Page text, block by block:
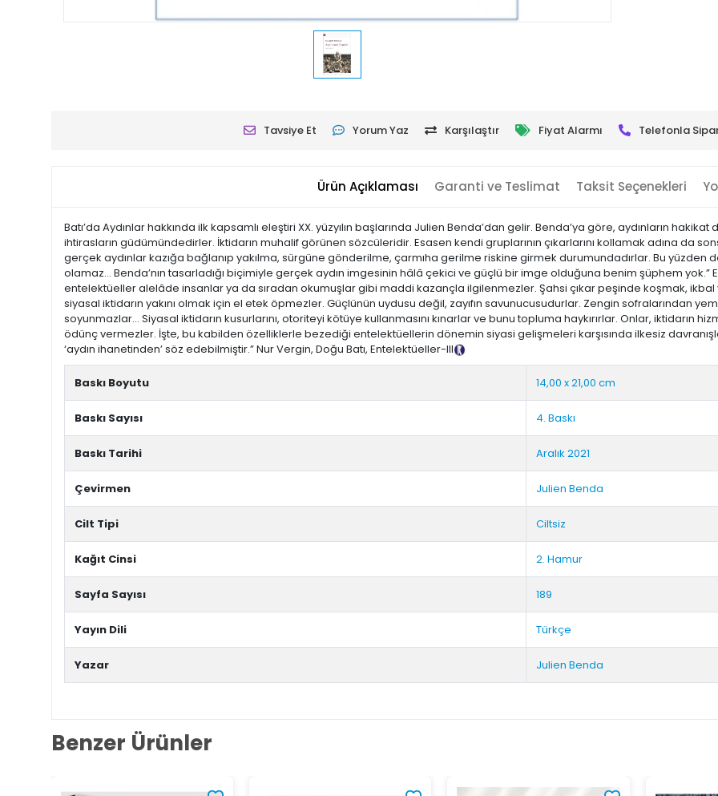
Tavsiye Et Yorum Yaz Karşılaştır Fiyat Alarmı Telefonla
Ürün Açıklaması Garanti ve Teslimat Taksit Seçenekleri
Batı’da Aydınlar hakkında ilk kapsamlı eleştiri XX. yüzyılın başlarında Julien Benda’dan gelir. Benda’ya göre, aydınların
ihtirasların güdümündedirler. İktidarın muhalif görünen sözcüleridir. Esasen kendi gruplarının çıkarlarını kollamak adına da
gerçek aydınlar kazığa bağlanıp yakılma, sürgüne gönderilme, çarmıha gerilme riskine girmek durumundadırlar. Bu yüzden
olamaz... Benda’nın tasarladığı biçimiyle gerçek aydın imgesinin hâlâ çekici ve güçlü bir imge olduğuna benim şüphem yok.”
entelektüeller alelâde insanlar ya da sıradan okumuşlar gibi maddi kazançla ilgilenmezler. Şahsi çıkar peşinde koşmak,
siyasal iktidarın yakını olmak için el etek öpmezler. Güçlünün uydusu değil, zayıfın savunucusudurlar. Zengin sofralarından
soyunmazlar... Siyasal iktidarın kusurlarını, otoriteyi kötüye kullanmasını kınarlar ve bunu topluma haykırırlar. Onlar, iktidarın
ödünç vermezler. İşte, bu kabilden özelliklerle bezediği entelektüellerin dönemin siyasi gelişmeleri karşısında ilkesiz
‘aydın ihanetinden’ söz edebilmiştir.” Nur Vergin, Doğu Batı, Entelektüeller-III
Tanıtım Metni
Baskı Boyutu 14,00 x 21,00 cm
Baskı Sayısı 4. Baskı
Baskı Tarihi Aralık 2021
Çevirmen Julien Benda
Cilt Tipi Ciltsiz
Kağıt Cinsi 2. Hamur
Sayfa Sayısı 189
Yayın Dili Türkçe
Yazar Julien Benda
Benzer Ürünler